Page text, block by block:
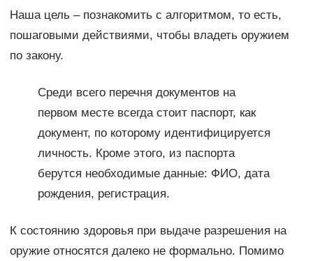
Наша цель – познакомить с алгоритмом, то есть,
пошаговыми действиями, чтобы владеть оружием
по закону.
Среди всего перечня документов на
первом месте всегда стоит паспорт, как
документ, по которому идентифицируется
личность. Кроме этого, из паспорта
берутся необходимые данные: ФИО, дата
рождения, регистрация.
К состоянию здоровья при выдаче разрешения на
оружие относятся далеко не формально. Помимо